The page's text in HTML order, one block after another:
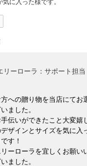
に入った様です。
リーローラ：サポート担当
への贈り物を当店にてお
ました。
伝いができたこと大変嬉
ザインとサイズを気に入
す！
ーローラを宜しくお願い
ました。